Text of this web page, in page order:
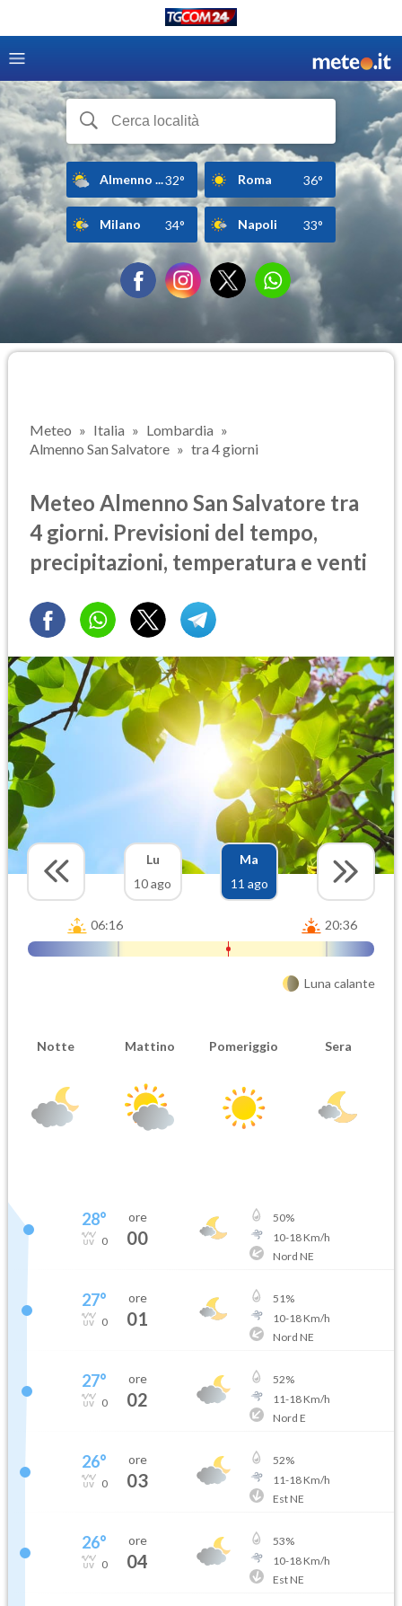
Almenno ...32° Roma 36°
Milano 34° Napoli 33°
Meteo Italia
Lombardia
Almenno San Salvatore
tra 4 giorni
Meteo Almenno San Salvatore tra
4 giorni. Previsioni del tempo,
precipitazioni, temperatura e venti
Lu
10 ago
Ma
11 ago
06:16 20:36
Luna calante
Notte Mattino Pomeriggio Sera
28°
0
ore
00
50%
10-18Km/h
Nord NE
27°
0
ore
01
51%
10-18Km/h
Nord NE
27°
0
ore
02
52%
11-18Km/h
Nord E
26°
0
ore
03
52%
11-18Km/h
Est NE
26°
0
ore
04
53%
10-18Km/h
Est NE